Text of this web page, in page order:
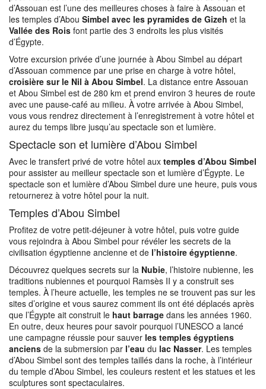
d’Assouan est l’une des meilleures choses à faire à Assouan et
les temples d’Abou Simbel avec les pyramides de Gizeh et la
Vallée des Rois font partie des 3 endroits les plus visités
d’Égypte.
Votre excursion privée d’une journée à Abou Simbel au départ
d’Assouan commence par une prise en charge à votre hôtel,
croisière sur le Nil à Abou Simbel. La distance entre Assouan
et Abou Simbel est de 280 km et prend environ 3 heures de route
avec une pause-café au milieu. À votre arrivée à Abou Simbel,
vous vous rendrez directement à l’enregistrement à votre hôtel et
aurez du temps libre jusqu’au spectacle son et lumière.
Spectacle son et lumière d’Abou Simbel
Avec le transfert privé de votre hôtel aux temples d’Abou Simbel
pour assister au meilleur spectacle son et lumière d’Égypte. Le
spectacle son et lumière d’Abou Simbel dure une heure, puis vous
retournerez à votre hôtel pour la nuit.
Temples d’Abou Simbel
Profitez de votre petit-déjeuner à votre hôtel, puis votre guide
vous rejoindra à Abou Simbel pour révéler les secrets de la
civilisation égyptienne ancienne et de l’histoire égyptienne.
Découvrez quelques secrets sur la Nubie, l’histoire nubienne, les
traditions nubiennes et pourquoi Ramsès II y a construit ses
temples. À l’heure actuelle, les temples ne se trouvent pas sur les
sites d’origine et vous saurez comment ils ont été déplacés après
que l’Égypte ait construit le haut barrage dans les années 1960.
En outre, deux heures pour savoir pourquoi l’UNESCO a lancé
une campagne réussie pour sauver les temples égyptiens
anciens de la submersion par l’eau du lac Nasser. Les temples
d’Abou Simbel sont des temples taillés dans la roche, à l’intérieur
du temple d’Abou Simbel, les couleurs restent et les statues et les
sculptures sont spectaculaires.